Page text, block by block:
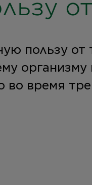
пользу
время